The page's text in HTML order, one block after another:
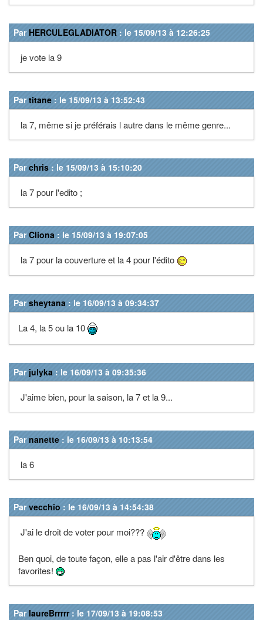
Par HERCULEGLADIATOR : le 15/09/13 à 12:26:25
je vote la 9
Partitane : le 15/09/13 à 13:52:43
la 7, même si je préférais l autre dans le même genre...
Parchris : le 15/09/13 à 15:10:20
la 7 pour l'edito ;
ParCliona : le 15/09/13 à 19:07:05
la 7 pour la couverture et la 4 pour l'édito
Parsheytana : le 16/09/13 à 09:34:37
La 4, la 5 ou la 10
Par julyka : le 16/09/13 à 09:35:36
J'aime bien, pour la saison, la 7 et la 9...
Parnanette : le 16/09/13 à 10:13:54
la 6
Parvecchio : le 16/09/13 à 14:54:38
J'ai le droit de voter pour moi???
Ben quoi, de toute façon, elle a pas l'air d'être dans les
favorites!
Par laureBrrrrr: le 17/09/13 à 19:08:53